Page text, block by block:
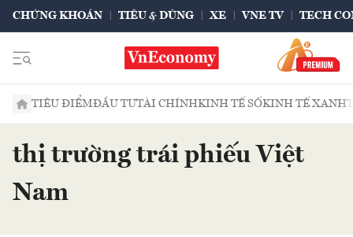
CHỨNG KHOÁN TIÊU & DÙNG XE VNE TV TECH
TIÊU ĐIỂMĐẦU TƯTÀI CHÍNHKINH TẾ SỐKINH TẾ XANH
thị trường trái phiếu Việt
Nam